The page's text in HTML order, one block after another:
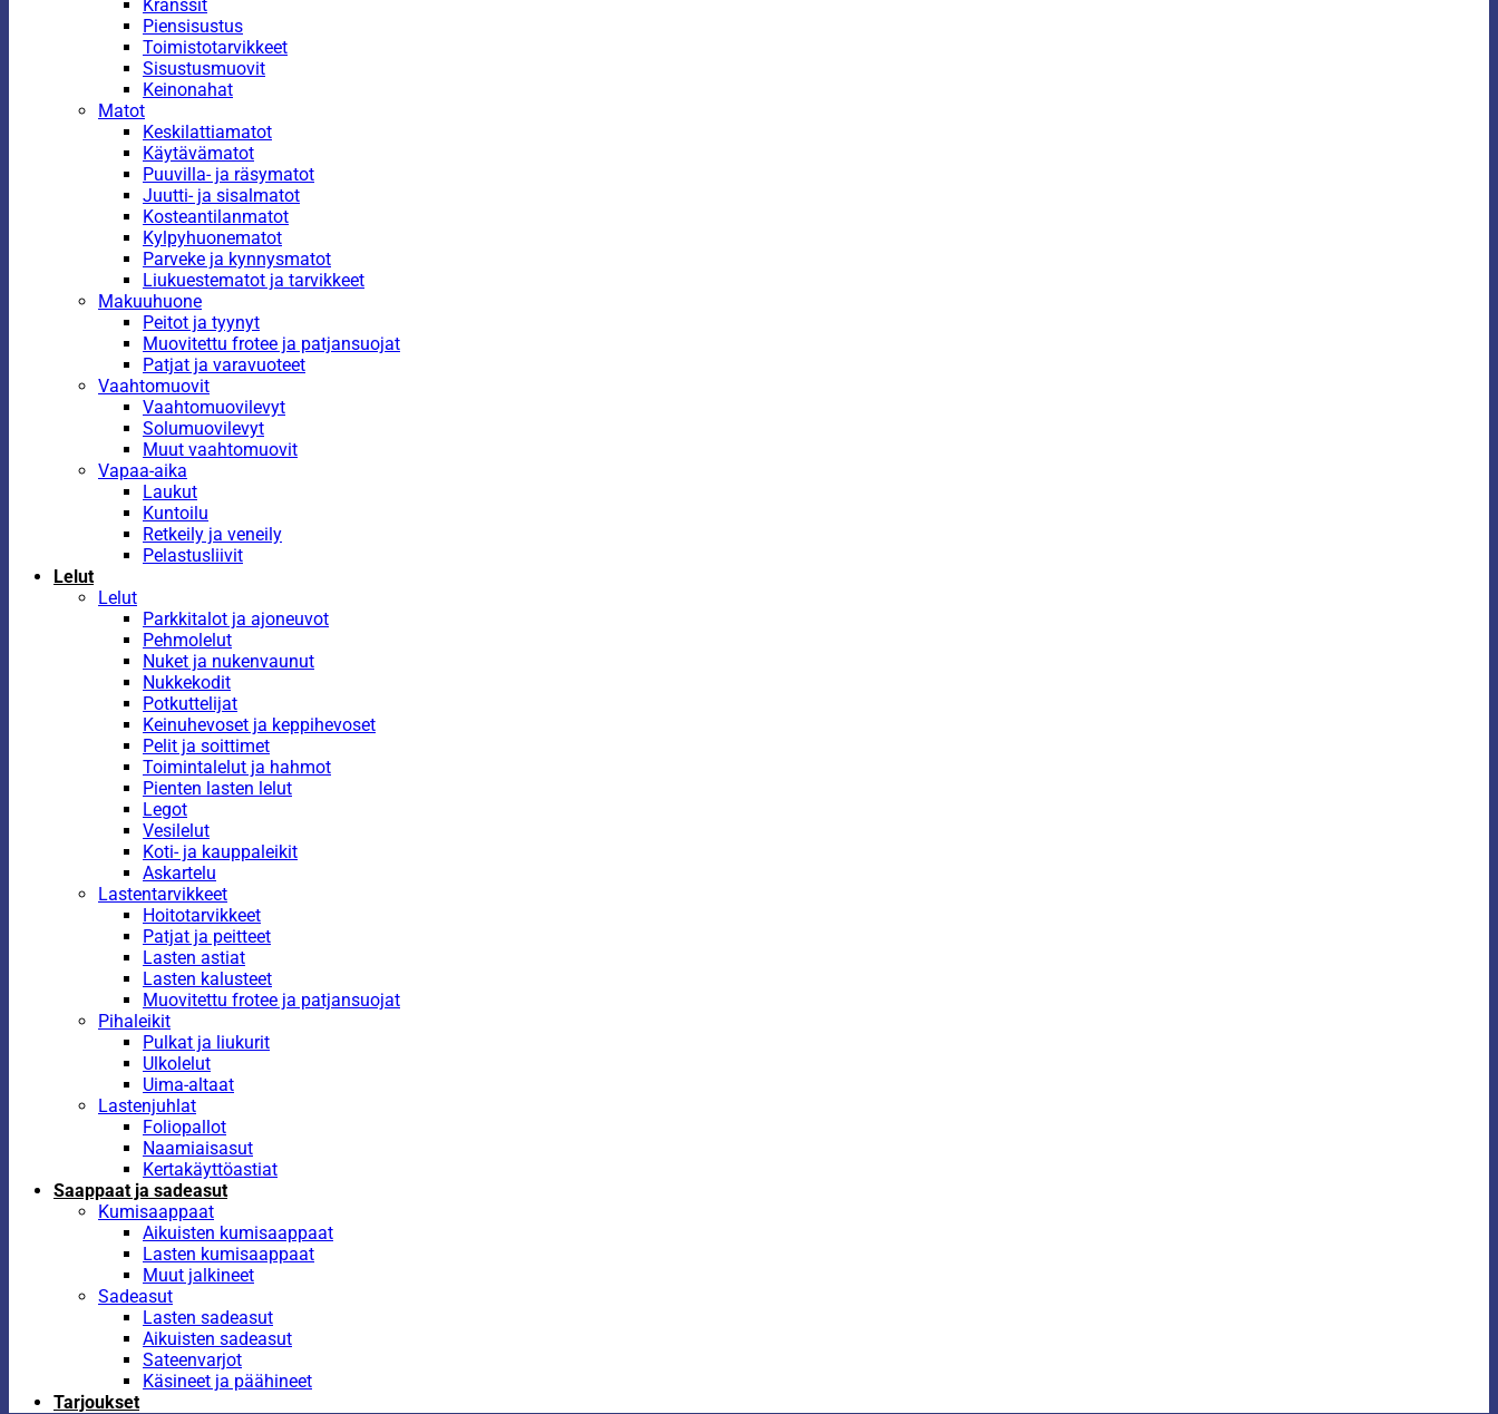
Kranssit
Piensisustus
Toimistotarvikkeet
Sisustusmuovit
Keinonahat
Matot
Keskilattiamatot
Käytävämatot
Puuvilla- ja räsymatot
Juutti- ja sisalmatot
Kosteantilanmatot
Kylpyhuonematot
Parveke ja kynnysmatot
Liukuestematot ja tarvikkeet
Makuuhuone
Peitot ja tyynyt
Muovitettu frotee ja patjansuojat
Patjat ja varavuoteet
Vaahtomuovit
Vaahtomuovilevyt
Solumuovilevyt
Muut vaahtomuovit
Vapaa-aika
Laukut
Kuntoilu
Retkeily ja veneily
Pelastusliivit
Lelut
Lelut
Parkkitalot ja ajoneuvot
Pehmolelut
Nuket ja nukenvaunut
Nukkekodit
Potkuttelijat
Keinuhevoset ja keppihevoset
Pelit ja soittimet
Toimintalelut ja hahmot
Pienten lasten lelut
Legot
Vesilelut
Koti- ja kauppaleikit
Askartelu
Lastentarvikkeet
Hoitotarvikkeet
Patjat ja peitteet
Lasten astiat
Lasten kalusteet
Muovitettu frotee ja patjansuojat
Pihaleikit
Pulkat ja liukurit
Ulkolelut
Uima-altaat
Lastenjuhlat
Foliopallot
Naamiaisasut
Kertakäyttöastiat
Saappaat ja sadeasut
Kumisaappaat
Aikuisten kumisaappaat
Lasten kumisaappaat
Muut jalkineet
Sadeasut
Lasten sadeasut
Aikuisten sadeasut
Sateenvarjot
Käsineet ja päähineet
Tarjoukset